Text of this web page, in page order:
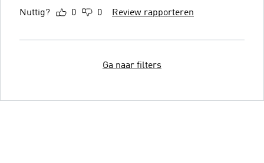
Nuttig? 0 0 Review rapporteren
Ga naar filters